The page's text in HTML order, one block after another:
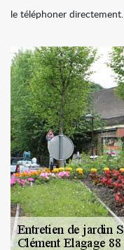
le téléphoner directement.